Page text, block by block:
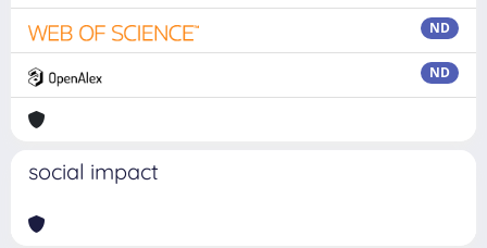
ND
ND
social impact